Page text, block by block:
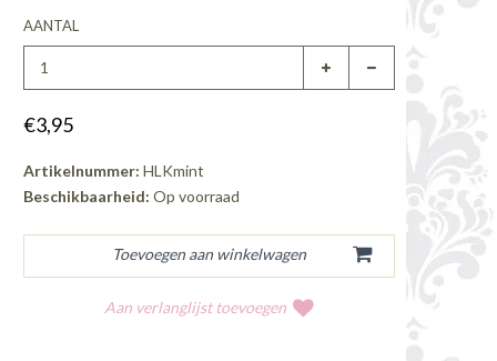
AANTAL
€3,95
Artikelnummer: HLKmint
Beschikbaarheid: Op voorraad
Aan verlanglijst toevoegen